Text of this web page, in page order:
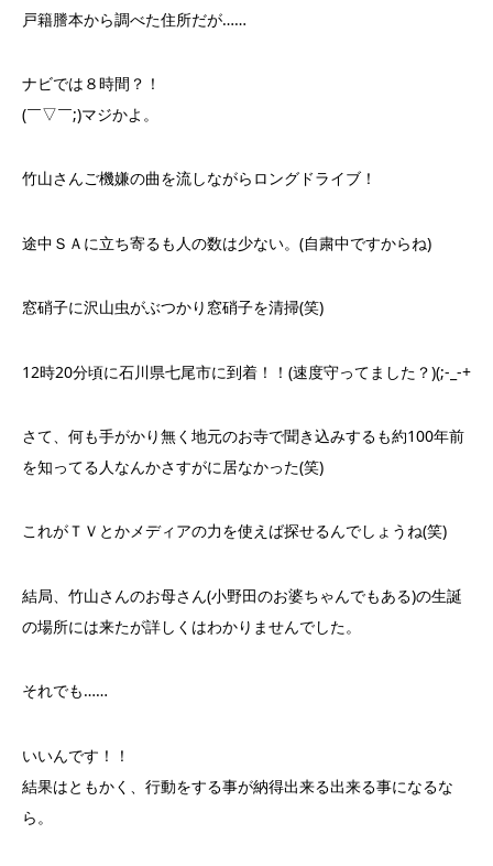
戸籍謄本から調べた住所だが……
ナビでは８時間？！
(￣▽￣;)マジかよ。
竹山さんご機嫌の曲を流しながらロングドライブ！
途中ＳＡに立ち寄るも人の数は少ない。(自粛中ですからね)
窓硝子に沢山虫がぶつかり窓硝子を清掃(笑)
12時20分頃に石川県七尾市に到着！！(速度守ってました？)(;-_-+
さて、何も手がかり無く地元のお寺で聞き込みするも約100年前
を知ってる人なんかさすがに居なかった(笑)
これがＴＶとかメディアの力を使えば探せるんでしょうね(笑)
結局、竹山さんのお母さん(小野田のお婆ちゃんでもある)の生誕
の場所には来たが詳しくはわかりませんでした。
それでも……
いいんです！！
結果はともかく、行動をする事が納得出来る出来る事になるな
ら。